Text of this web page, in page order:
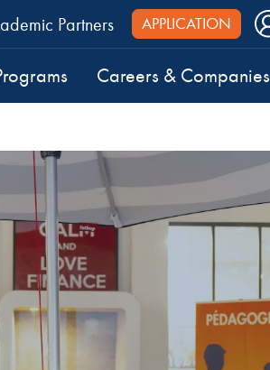
Partners APPLICATION
Careers & Companies